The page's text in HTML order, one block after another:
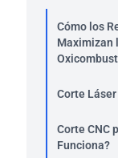
Cómo los
Maximizan
Corte
Corte CNC
Funciona?